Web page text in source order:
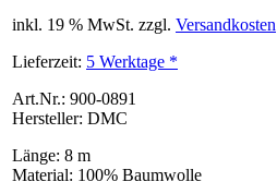
inkl. 19 % MwSt. zzgl. Versandkosten
Lieferzeit: 5 Werktage *
Art.Nr.: 900-0891
Hersteller: DMC
Länge: 8 m
Material: 100% Baumwolle